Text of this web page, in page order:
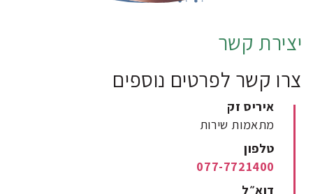
יצירת קשר
צרו קשר לפרטים נוספים
איריס זק
מתאמות שירות
טלפון
077-7721400
דוא״ל